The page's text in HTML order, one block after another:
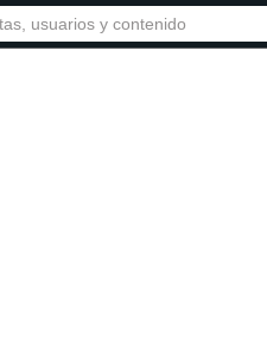
ARTISTAS RED SOCIAL